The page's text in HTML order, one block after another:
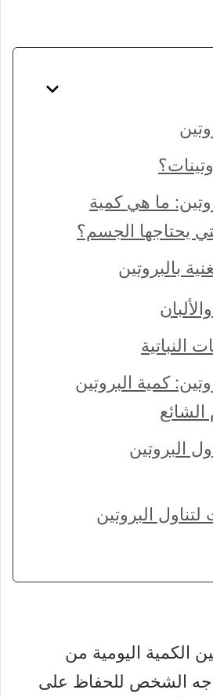
ما هي كمية
يحتاجها الجسم؟
بالبروتين
النباتية
كمية البروتين
البروتين
البروتين
الكمية اليومية من
الشخص للحفاظ على